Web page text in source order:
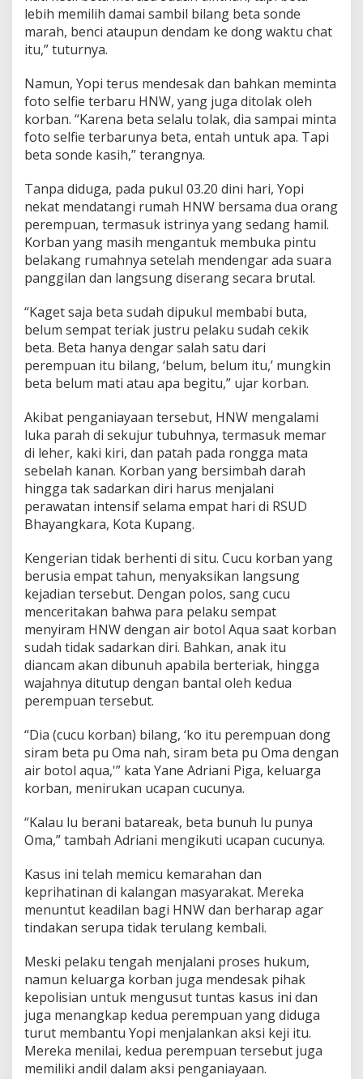
lebih memilih damai sambil bilang beta sonde
marah, benci ataupun dendam ke dong waktu chat
itu,” tuturnya.
Namun, Yopi terus mendesak dan bahkan meminta
foto selfie terbaru HNW, yang juga ditolak oleh
korban. “Karena beta selalu tolak, dia sampai minta
foto selfie terbarunya beta, entah untuk apa. Tapi
beta sonde kasih,” terangnya.
Tanpa diduga, pada pukul 03.20 dini hari, Yopi
nekat mendatangi rumah HNW bersama dua orang
perempuan, termasuk istrinya yang sedang hamil.
Korban yang masih mengantuk membuka pintu
belakang rumahnya setelah mendengar ada suara
panggilan dan langsung diserang secara brutal.
“Kaget saja beta sudah dipukul membabi buta,
belum sempat teriak justru pelaku sudah cekik
beta. Beta hanya dengar salah satu dari
perempuan itu bilang, ‘belum, belum itu,’ mungkin
beta belum mati atau apa begitu,” ujar korban.
Akibat penganiayaan tersebut, HNW mengalami
luka parah di sekujur tubuhnya, termasuk memar
di leher, kaki kiri, dan patah pada rongga mata
sebelah kanan. Korban yang bersimbah darah
hingga tak sadarkan diri harus menjalani
perawatan intensif selama empat hari di RSUD
Bhayangkara, Kota Kupang.
Kengerian tidak berhenti di situ. Cucu korban yang
berusia empat tahun, menyaksikan langsung
kejadian tersebut. Dengan polos, sang cucu
menceritakan bahwa para pelaku sempat
menyiram HNW dengan air botol Aqua saat korban
sudah tidak sadarkan diri. Bahkan, anak itu
diancam akan dibunuh apabila berteriak, hingga
wajahnya ditutup dengan bantal oleh kedua
perempuan tersebut.
“Dia (cucu korban) bilang, ‘ko itu perempuan dong
siram beta pu Oma nah, siram beta pu Oma dengan
air botol aqua,'” kata Yane Adriani Piga, keluarga
korban, menirukan ucapan cucunya.
“Kalau lu berani batareak, beta bunuh lu punya
Oma,” tambah Adriani mengikuti ucapan cucunya.
Kasus ini telah memicu kemarahan dan
keprihatinan di kalangan masyarakat. Mereka
menuntut keadilan bagi HNW dan berharap agar
tindakan serupa tidak terulang kembali.
Meski pelaku tengah menjalani proses hukum,
namun keluarga korban juga mendesak pihak
kepolisian untuk mengusut tuntas kasus ini dan
juga menangkap kedua perempuan yang diduga
turut membantu Yopi menjalankan aksi keji itu.
Mereka menilai, kedua perempuan tersebut juga
memiliki andil dalam aksi penganiayaan.